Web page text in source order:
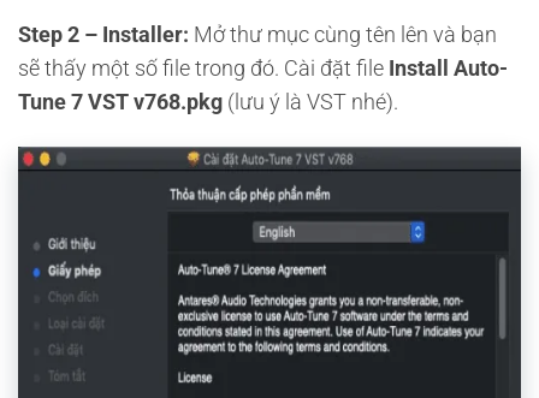
Step 2 – Installer: Mở thư mục cùng tên lên và bạn
sẽ thấy một số file trong đó. Cài đặt file Install Auto-
Tune 7 VST v768.pkg (lưu ý là VST nhé).